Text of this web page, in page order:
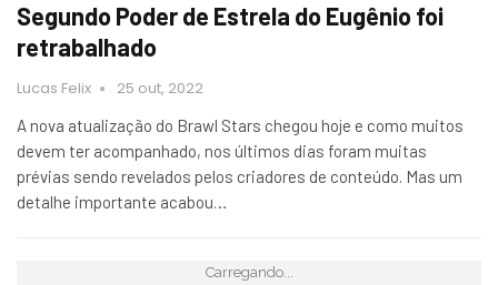
Segundo Poder de Estrela do Eugênio foi
retrabalhado
Lucas Felix 25 out, 2022
A nova atualização do Brawl Stars chegou hoje e como muitos
devem ter acompanhado, nos últimos dias foram muitas
prévias sendo revelados pelos criadores de conteúdo. Mas um
detalhe importante acabou…
Carregando...